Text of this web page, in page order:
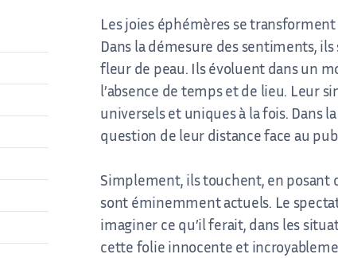
Les joies éphémères se
Dans la démesure des sentiments,
fleur de peau. Ils évoluent dans un
l’absence de temps et de lieu. Leur
universels et uniques à la fois. Dans
question de leur distance face au
Simplement, ils touchent, en posant
sont éminemment actuels. Le
imaginer ce qu’il ferait, dans les
cette folie innocente et